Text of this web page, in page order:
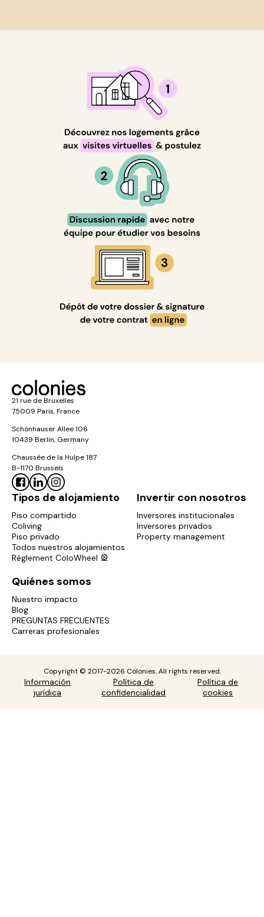
21 rue de Bruxelles
75009 Paris, France
Schönhauser Allee 106
10439 Berlin, Germany
Chaussée de la Hulpe 187
B-1170 Brussels
Tipos de alojamiento
Piso compartido
Coliving
Piso privado
Todos nuestros alojamientos
Règlement ColoWheel 🎡
Invertir con nosotros
Inversores institucionales
Inversores privados
Property management
Quiénes somos
Nuestro impacto
Blog
PREGUNTAS FRECUENTES
Carreras profesionales
Copyright © 2017-2026 Colonies. All rights reserved.
Información
jurídica
Política de
confidencialidad
Política de
cookies